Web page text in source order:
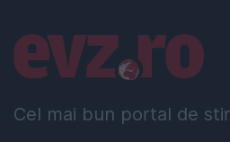
Cel mai bun portal de
Linkuri utile